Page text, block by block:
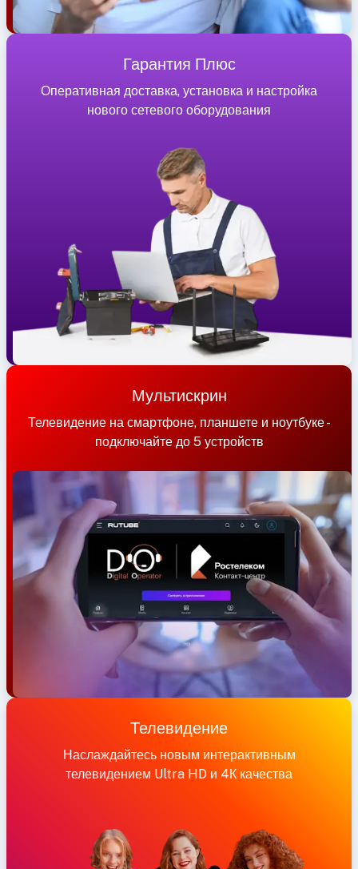
Гарантия Плюс
Оперативная доставка, установка и настройка
нового сетевого оборудования
Мультискрин
Телевидение на смартфоне, планшете и ноутбуке -
подключайте до 5 устройств
Телевидение
Наслаждайтесь новым интерактивным
телевидением Ultra HD и 4К качества